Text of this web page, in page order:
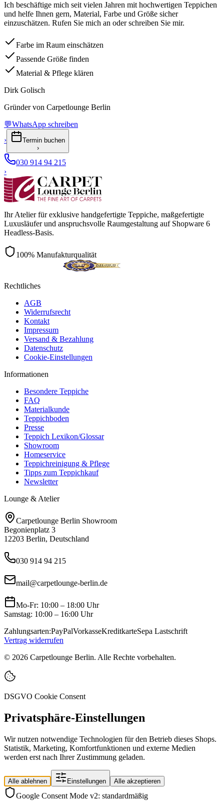
Ich beschäftige mich seit vielen Jahren mit hochwertigen Teppichen
und helfe Ihnen gern, Material, Farbe und Größe sicher
einzuschätzen. Rufen Sie mich an oder schreiben Sie mir.
Farbe im Raum einschätzen
Passende Größe finden
Material & Pflege klären
Dirk Golisch
Gründer von Carpetlounge Berlin
💬WhatsApp schreiben
›
Termin buchen
›
030 914 94 215
›
Ihr Atelier für exklusive handgefertigte Teppiche, maßgefertigte
Luxusläufer und anspruchsvolle Raumgestaltung auf Shopware 6
Headless-Basis.
100% Manufakturqualität
Rechtliches
AGB
Widerrufsrecht
Kontakt
Impressum
Versand & Bezahlung
Datenschutz
Cookie-Einstellungen
Informationen
Besondere Teppiche
FAQ
Materialkunde
Teppichboden
Presse
Teppich Lexikon/Glossar
Showroom
Homeservice
Teppichreinigung & Pflege
Tipps zum Teppichkauf
Newsletter
Lounge & Atelier
Carpetlounge Berlin Showroom
Begonienplatz 3
12203 Berlin, Deutschland
030 914 94 215
mail@carpetlounge-berlin.de
Mo-Fr: 10:00 – 18:00 Uhr
Samstag: 10:00 – 16:00 Uhr
Zahlungsarten:PayPalVorkasseKreditkarteSepa Lastschrift
Vertrag widerrufen
© 2026 Carpetlounge Berlin. Alle Rechte vorbehalten.
DSGVO Cookie Consent
Privatsphäre-Einstellungen
Wir nutzen notwendige Technologien für den Betrieb dieses Shops.
Statistik, Marketing, Komfortfunktionen und externe Medien
werden erst nach Ihrer Zustimmung geladen.
Alle ablehnen Einstellungen Alle akzeptieren
Google Consent Mode v2: standardmäßig